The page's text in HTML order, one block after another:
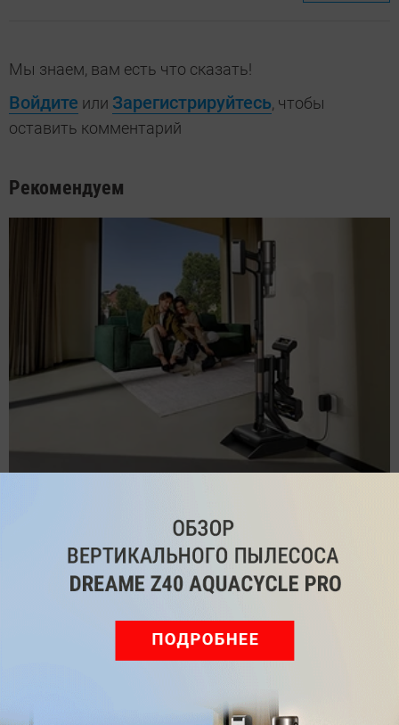
Мы знаем, вам есть что сказать!
Войдите или Зарегистрируйтесь, чтобы
оставить комментарий
Рекомендуем